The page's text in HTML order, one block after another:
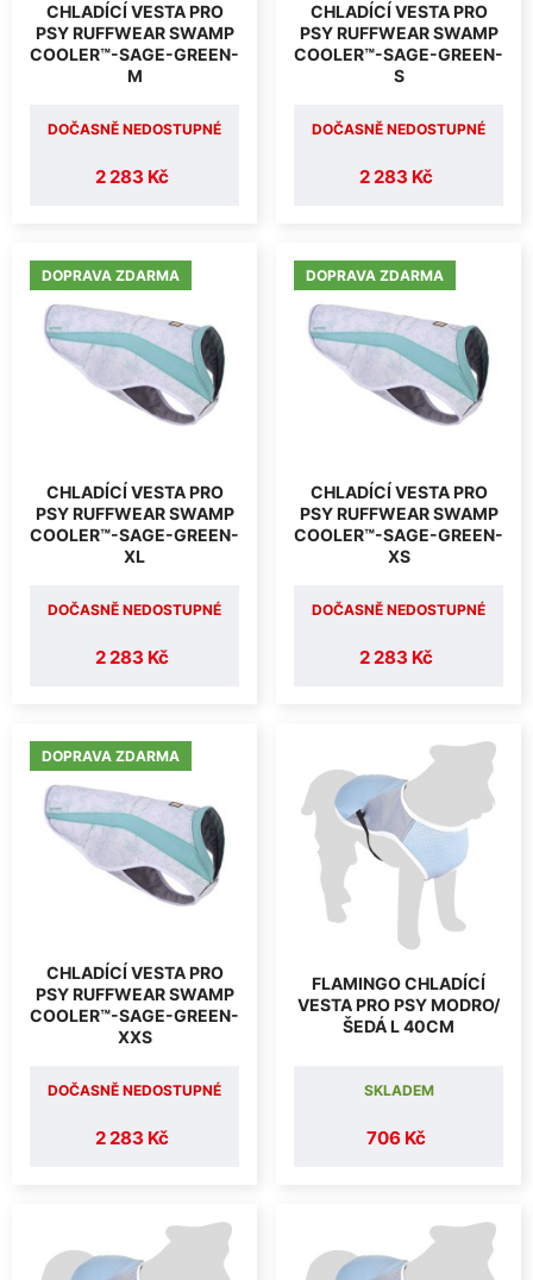
CHLADÍCÍ VESTA PRO
PSY RUFFWEAR SWAMP
COOLER™-SAGE-GREEN-
M
2 283 Kč
DOČASNĚ NEDOSTUPNÉ
CHLADÍCÍ VESTA PRO
PSY RUFFWEAR SWAMP
COOLER™-SAGE-GREEN-
S
2 283 Kč
DOČASNĚ NEDOSTUPNÉ
DOPRAVA ZDARMA
CHLADÍCÍ VESTA PRO
PSY RUFFWEAR SWAMP
COOLER™-SAGE-GREEN-
XL
2 283 Kč
DOČASNĚ NEDOSTUPNÉ
DOPRAVA ZDARMA
CHLADÍCÍ VESTA PRO
PSY RUFFWEAR SWAMP
COOLER™-SAGE-GREEN-
XS
2 283 Kč
DOČASNĚ NEDOSTUPNÉ
DOPRAVA ZDARMA
CHLADÍCÍ VESTA PRO
PSY RUFFWEAR SWAMP
COOLER™-SAGE-GREEN-
XXS
2 283 Kč
DOČASNĚ NEDOSTUPNÉ
FLAMINGO CHLADÍCÍ
VESTA PRO PSY MODRO/
ŠEDÁ L 40CM
706 Kč
SKLADEM